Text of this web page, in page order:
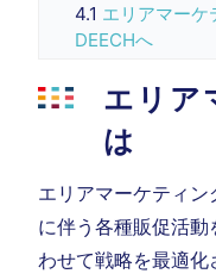
4.1 エリアマーケ
DEECHへ
エリア
は
エリアマーケティ
に伴う各種販促活
わせて戦略を最適